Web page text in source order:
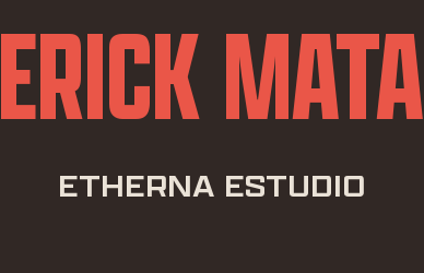
ERICK MATA
ETHERNA ESTUDIO